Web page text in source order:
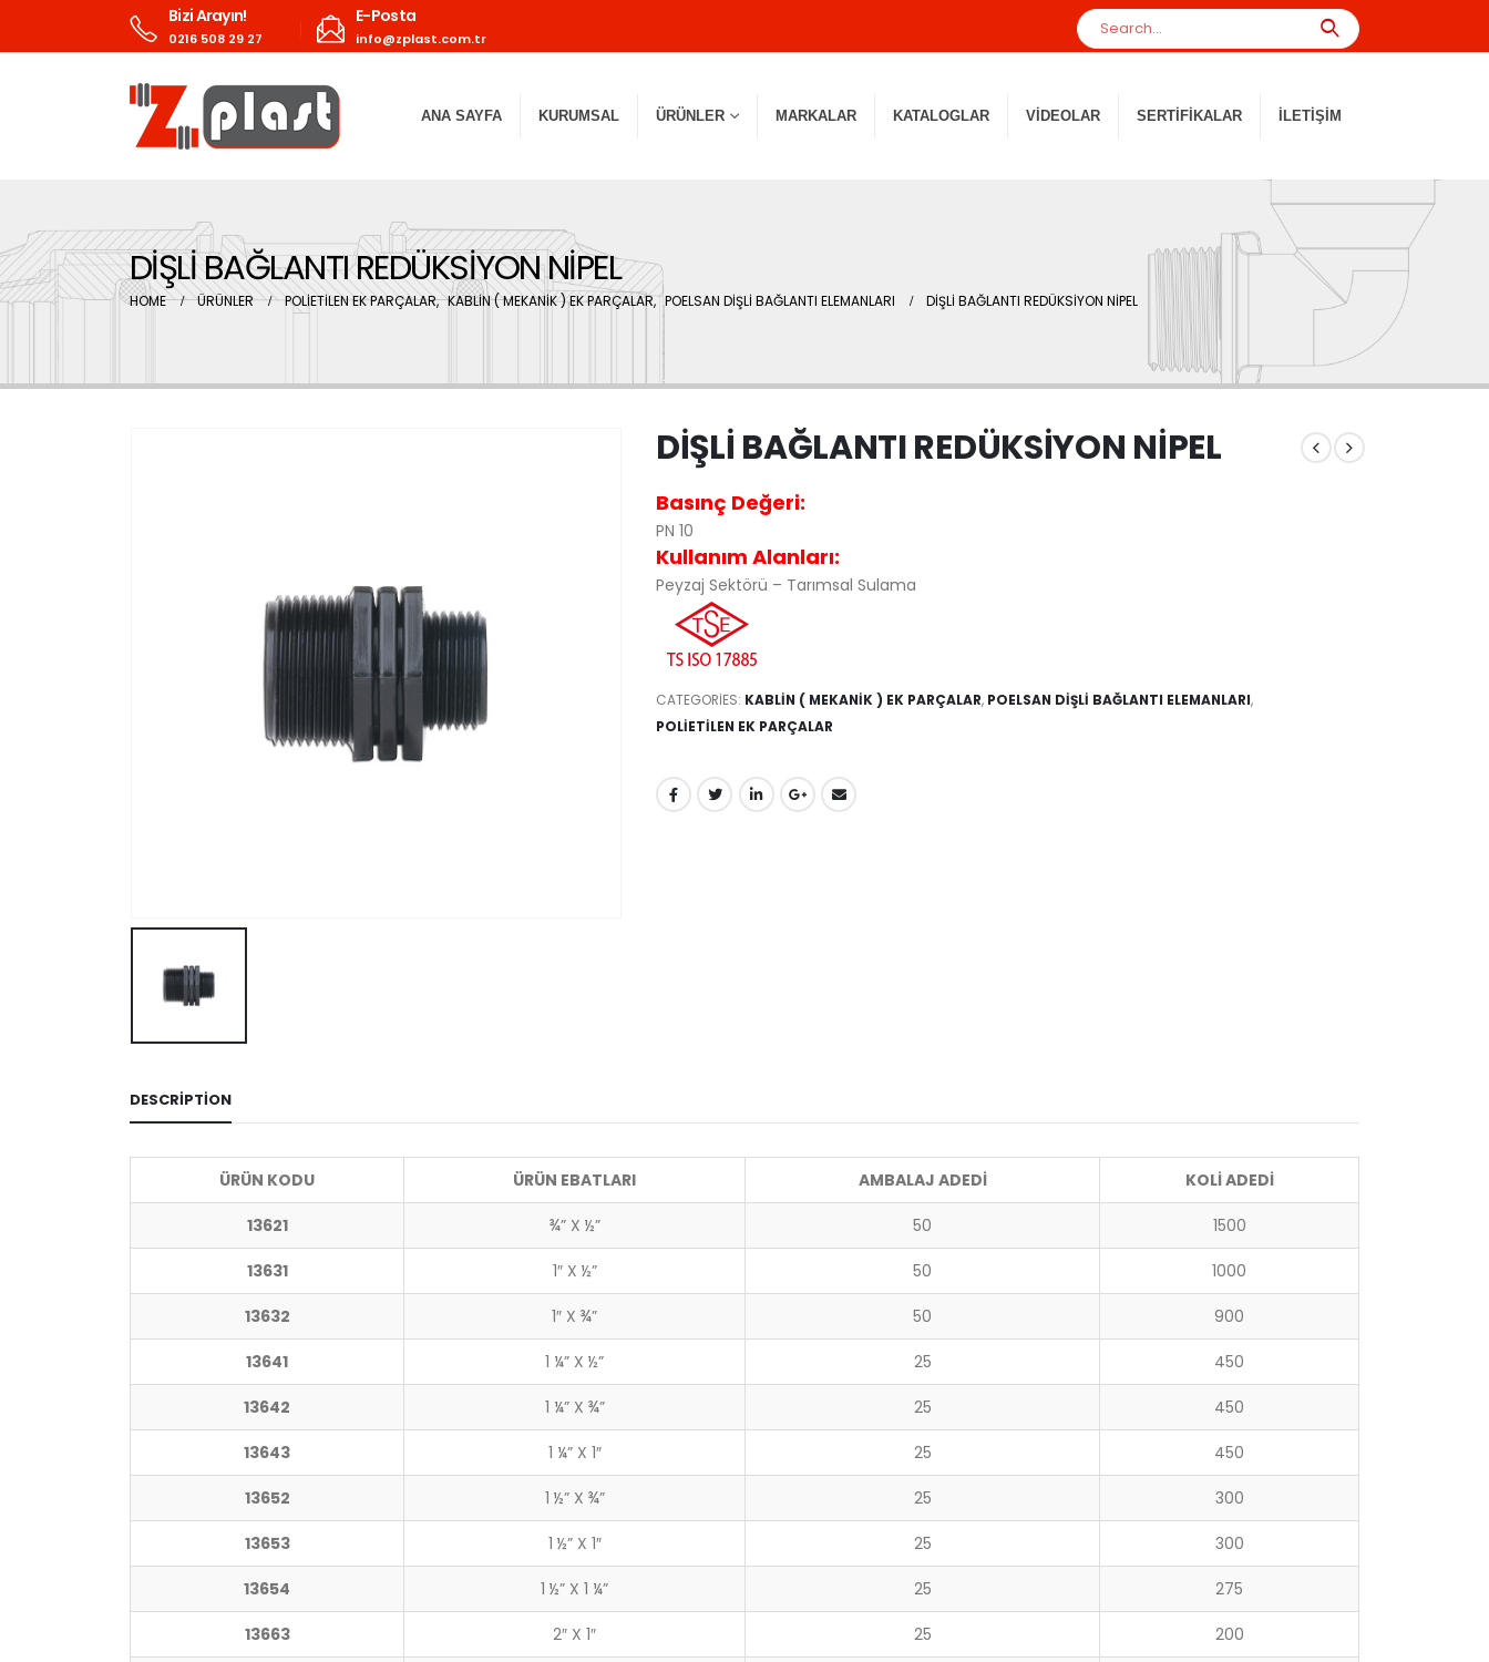
Bizi Arayın!
0216 508 29 27
E-Posta
info@zplast.com.tr
ANA SAYFA KURUMSAL ÜRÜNLER MARKALAR KATALOGLAR VIDEOLAR SERTIFIKALAR İLETIŞIM
DİŞLİ BAĞLANTI REDÜKSİYON NİPEL
HOME ÜRÜNLER POLİETİLEN EK PARÇALAR, KABLİN ( MEKANİK ) EK PARÇALAR, POELSAN DİŞLİ BAĞLANTI ELEMANLARI DİŞLİ BAĞLANTI REDÜKSİYON NİPEL
DİŞLİ BAĞLANTI REDÜKSİYON NİPEL
Basınç Değeri:
PN 10
Kullanım Alanları:
Peyzaj Sektörü – Tarımsal Sulama
CATEGORIES: KABLİN ( MEKANİK ) EK PARÇALAR, POELSAN DİŞLİ BAĞLANTI ELEMANLARI,
POLİETİLEN EK PARÇALAR
DESCRIPTION
ÜRÜN KODU ÜRÜN EBATLARI AMBALAJ ADEDİ KOLİ ADEDİ
13621 ¾” X ½” 50 1500
13631 1″ X ½” 50 1000
13632 1″ X ¾” 50 900
13641 1 ¼” X ½” 25 450
13642 1 ¼” X ¾” 25 450
13643 1 ¼” X 1″ 25 450
13652 1 ½” X ¾” 25 300
13653 1 ½” X 1″ 25 300
13654 1 ½” X 1 ¼” 25 275
13663 2″ X 1″ 25 200